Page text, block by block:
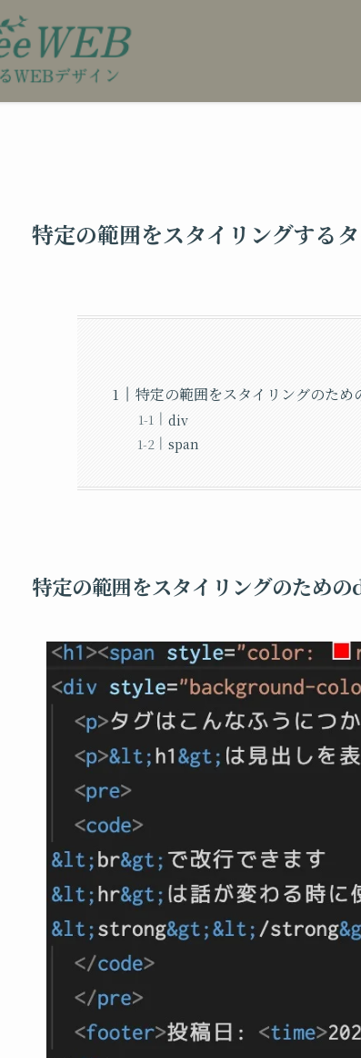
特定の範囲をスタイリングする
特定の範囲をスタイリングのため
div
span
特定の範囲をスタイリングのため